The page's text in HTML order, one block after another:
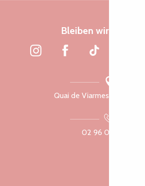
Bleiben wir
Quai de Viarmes, 22300
02 96 05 60 70